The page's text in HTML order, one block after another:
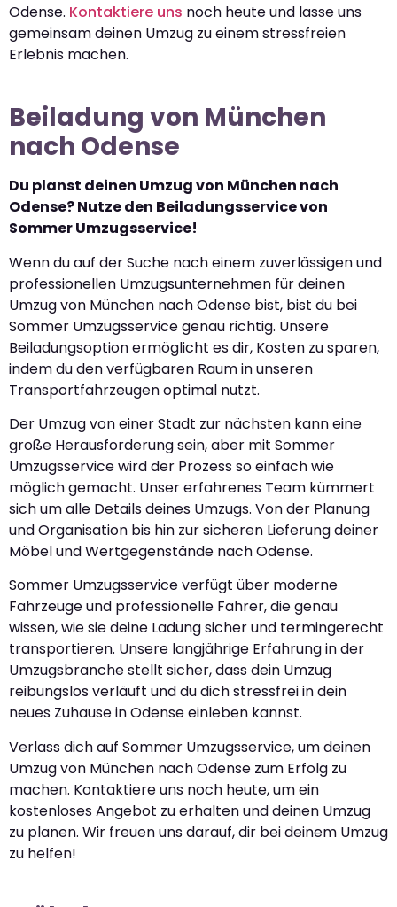
Odense. Kontaktiere uns noch heute und lasse uns
gemeinsam deinen Umzug zu einem stressfreien
Erlebnis machen.
Beiladung von München
nach Odense
Du planst deinen Umzug von München nach
Odense? Nutze den Beiladungsservice von
Sommer Umzugsservice!
Wenn du auf der Suche nach einem zuverlässigen und
professionellen Umzugsunternehmen für deinen
Umzug von München nach Odense bist, bist du bei
Sommer Umzugsservice genau richtig. Unsere
Beiladungsoption ermöglicht es dir, Kosten zu sparen,
indem du den verfügbaren Raum in unseren
Transportfahrzeugen optimal nutzt.
Der Umzug von einer Stadt zur nächsten kann eine
große Herausforderung sein, aber mit Sommer
Umzugsservice wird der Prozess so einfach wie
möglich gemacht. Unser erfahrenes Team kümmert
sich um alle Details deines Umzugs. Von der Planung
und Organisation bis hin zur sicheren Lieferung deiner
Möbel und Wertgegenstände nach Odense.
Sommer Umzugsservice verfügt über moderne
Fahrzeuge und professionelle Fahrer, die genau
wissen, wie sie deine Ladung sicher und termingerecht
transportieren. Unsere langjährige Erfahrung in der
Umzugsbranche stellt sicher, dass dein Umzug
reibungslos verläuft und du dich stressfrei in dein
neues Zuhause in Odense einleben kannst.
Verlass dich auf Sommer Umzugsservice, um deinen
Umzug von München nach Odense zum Erfolg zu
machen. Kontaktiere uns noch heute, um ein
kostenloses Angebot zu erhalten und deinen Umzug
zu planen. Wir freuen uns darauf, dir bei deinem Umzug
zu helfen!